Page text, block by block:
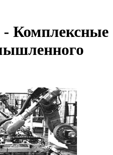
- Комплексные